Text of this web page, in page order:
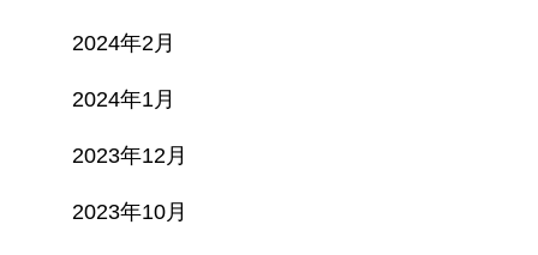
2024年2月
2024年1月
2023年12月
2023年10月